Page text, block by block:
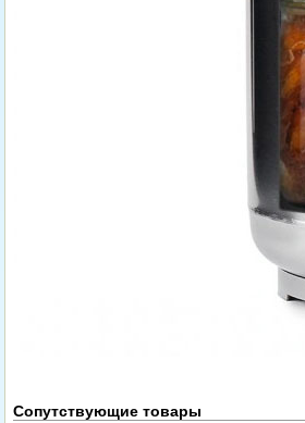
Сопутствующие товары